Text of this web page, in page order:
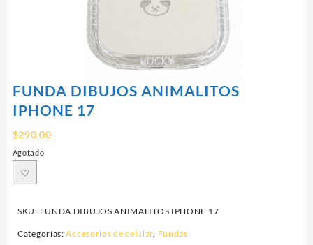
FUNDA DIBUJOS ANIMALITOS
IPHONE 17
$290.00
Agotado
SKU: FUNDA DIBUJOS ANIMALITOS IPHONE 17
Categorías:Accesorios de celular Fundas